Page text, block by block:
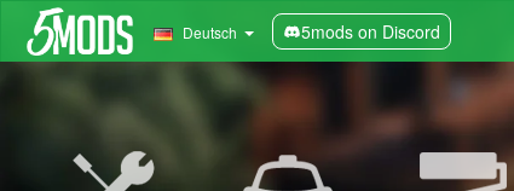
Deutsch 5mods on Discord